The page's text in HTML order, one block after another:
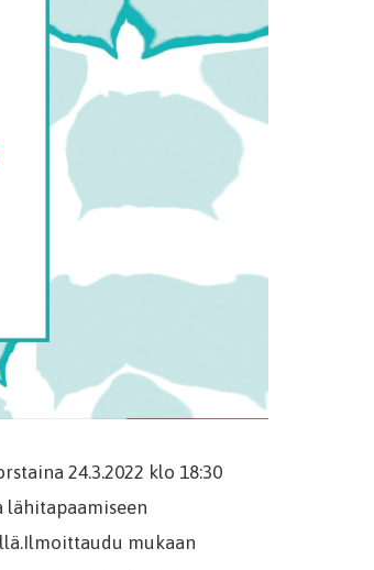
24.3.2022 klo 18:30
mukaan